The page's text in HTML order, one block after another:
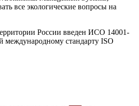
все экологические вопросы на
России введен ИСО 14001-
международному стандарту ISO